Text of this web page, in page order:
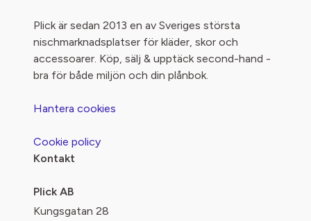
Plick är sedan 2013 en av Sveriges största
nischmarknadsplatser för kläder, skor och
accessoarer. Köp, sälj & upptäck second-hand -
bra för både miljön och din plånbok.
Hantera cookies
Cookie policy
Kontakt
Plick AB
Kungsgatan 28